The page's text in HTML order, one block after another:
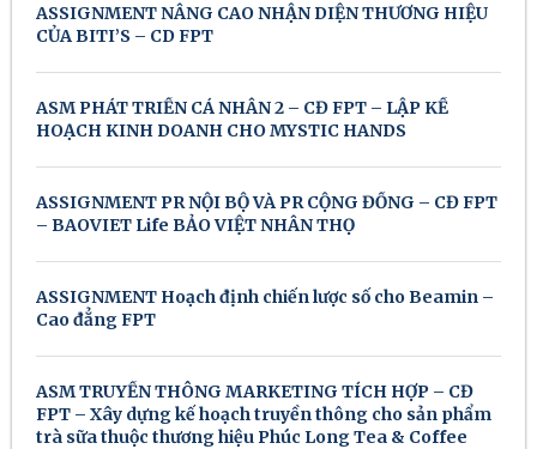
ASSIGNMENT NÂNG CAO NHẬN DIỆN THƯƠNG HIỆU
CỦA BITI’S – CD FPT
ASM PHÁT TRIỂN CÁ NHÂN 2 – CĐ FPT – LẬP KẾ
HOẠCH KINH DOANH CHO MYSTIC HANDS
ASSIGNMENT PR NỘI BỘ VÀ PR CỘNG ĐỒNG – CĐ FPT
– BAOVIET Life BẢO VIỆT NHÂN THỌ
ASSIGNMENT Hoạch định chiến lược số cho Beamin –
Cao đẳng FPT
ASM TRUYỀN THÔNG MARKETING TÍCH HỢP – CĐ
FPT – Xây dựng kế hoạch truyền thông cho sản phẩm
trà sữa thuộc thương hiệu Phúc Long Tea & Coffee